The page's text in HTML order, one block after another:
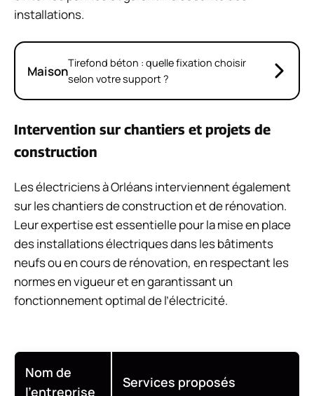
installations.
MaisonTirefond béton : quelle fixation choisir
selon votre support ?
Intervention sur chantiers et projets de
construction
Les électriciens à Orléans interviennent également
sur les chantiers de construction et de rénovation.
Leur expertise est essentielle pour la mise en place
des installations électriques dans les bâtiments
neufs ou en cours de rénovation, en respectant les
normes en vigueur et en garantissant un
fonctionnement optimal de l’électricité.
Nom de
l’entreprise
Services proposés